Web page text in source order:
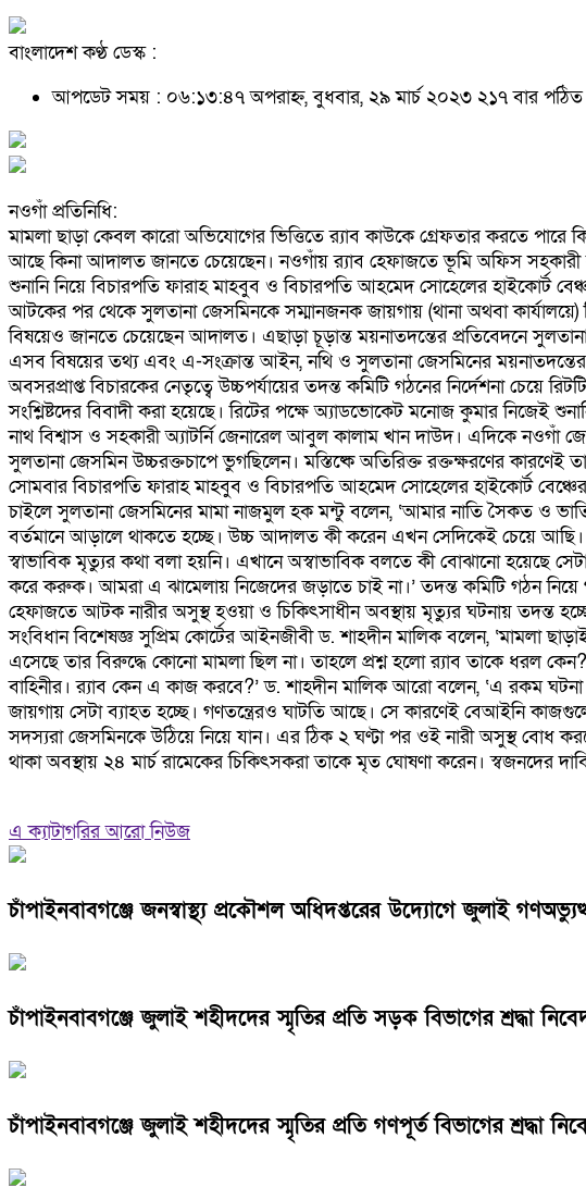
বাংলাদেশ কণ্ঠ ডেস্ক :
আপডেট সময় : ০৬:১৩:৪৭ অপরাহ্ন, বুধবার, ২৯ মার্চ ২০২৩ ২১৭ বার পঠিত
নওগাঁ প্রতিনিধি:
মামলা ছাড়া কেবল কারো অভিযোগের ভিত্তিতে র‌্যাব কাউকে গ্রেফতার করতে পারে
আছে কিনা আদালত জানতে চেয়েছেন। নওগাঁয় র‌্যাব হেফাজতে ভূমি অফিস সহকারী
শুনানি নিয়ে বিচারপতি ফারাহ মাহবুব ও বিচারপতি আহমেদ সোহেলের হাইকোর্ট
আটকের পর থেকে সুলতানা জেসমিনকে সম্মানজনক জায়গায় (থানা অথবা
বিষয়েও জানতে চেয়েছেন আদালত। এছাড়া চূড়ান্ত ময়নাতদন্তের প্রতিবেদনে
এসব বিষয়ের তথ্য এবং এ-সংক্রান্ত আইন, নথি ও সুলতানা জেসমিনের
অবসরপ্রাপ্ত বিচারকের নেতৃত্বে উচ্চপর্যায়ের তদন্ত কমিটি গঠনের নির্দেশনা চেয়ে
সংশ্লিষ্টদের বিবাদী করা হয়েছে। রিটের পক্ষে অ্যাডভোকেট মনোজ কুমার নিজেই
নাথ বিশ্বাস ও সহকারী অ্যাটর্নি জেনারেল আবুল কালাম খান দাউদ। এদিকে নওগাঁ
সুলতানা জেসমিন উচ্চরক্তচাপে ভুগছিলেন। মস্তিষ্কে অতিরিক্ত রক্তক্ষরণের কারণেই
সোমবার বিচারপতি ফারাহ মাহবুব ও বিচারপতি আহমেদ সোহেলের হাইকোর্ট
চাইলে সুলতানা জেসমিনের মামা নাজমুল হক মন্টু বলেন, ‘আমার নাতি সৈকত ও
বর্তমানে আড়ালে থাকতে হচ্ছে। উচ্চ আদালত কী করেন এখন সেদিকেই চেয়ে আছি।
স্বাভাবিক মৃত্যুর কথা বলা হয়নি। এখানে অস্বাভাবিক বলতে কী বোঝানো হয়েছে
করে করুক। আমরা এ ঝামেলায় নিজেদের জড়াতে চাই না।’ তদন্ত কমিটি গঠন নিয়ে
হেফাজতে আটক নারীর অসুস্থ হওয়া ও চিকিৎসাধীন অবস্থায় মৃত্যুর ঘটনায় তদন্ত
সংবিধান বিশেষজ্ঞ সুপ্রিম কোর্টের আইনজীবী ড. শাহদীন মালিক বলেন, ‘মামলা
এসেছে তার বিরুদ্ধে কোনো মামলা ছিল না। তাহলে প্রশ্ন হলো র‌্যাব তাকে ধরল
বাহিনীর। র‌্যাব কেন এ কাজ করবে?’ ড. শাহদীন মালিক আরো বলেন, ‘এ রকম ঘটনা
জায়গায় সেটা ব্যাহত হচ্ছে। গণতন্ত্রেরও ঘাটতি আছে। সে কারণেই বেআইনি
সদস্যরা জেসমিনকে উঠিয়ে নিয়ে যান। এর ঠিক ২ ঘণ্টা পর ওই নারী অসুস্থ বোধ
থাকা অবস্থায় ২৪ মার্চ রামেকের চিকিৎসকরা তাকে মৃত ঘোষণা করেন। স্বজনদের
এ ক্যাটাগরির আরো নিউজ
চাঁপাইনবাবগঞ্জে জনস্বাস্থ্য প্রকৌশল অধিদপ্তরের উদ্যোগে জুলাই
চাঁপাইনবাবগঞ্জে জুলাই শহীদদের স্মৃতির প্রতি সড়ক বিভাগের শ্রদ্ধা
চাঁপাইনবাবগঞ্জে জুলাই শহীদদের স্মৃতির প্রতি গণপূর্ত বিভাগের শ্রদ্ধা